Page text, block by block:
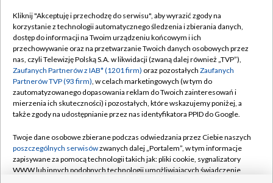
TVP
Abonament TVP
Emisja w TVP
Centrum informacji TVP
Naziemna Telewizja Cyfrowa
Rada Programowa
System NOS
Regulamin TVP
Polityka prywatności
Moje zgody
Pomoc
Kontakt
Kliknij "Akceptuję i przechodzę do serwisu", aby wyrazić zgody na
korzystanie z technologii automatycznego śledzenia i zbierania danych,
dostęp do informacji na Twoim urządzeniu końcowym i ich
przechowywanie oraz na przetwarzanie Twoich danych osobowych przez
nas, czyli Telewizję Polską S.A. w likwidacji (zwaną dalej również „TVP”),
Zaufanych Partnerów z IAB* (1201 firm) oraz pozostałych Zaufanych
Partnerów TVP (93 firm), w celach marketingowych (w tym do
zautomatyzowanego dopasowania reklam do Twoich zainteresowań i
mierzenia ich skuteczności) i pozostałych, które wskazujemy poniżej, a
także zgody na udostępnianie przez nas identyfikatora PPID do Google.
Twoje dane osobowe zbierane podczas odwiedzania przez Ciebie naszych
poszczególnych serwisówzwanych dalej „Portalem”, w tym informacje
zapisywane za pomocą technologii takich jak: pliki cookie, sygnalizatory
WWW lub innych podobnych technologii umożliwiających świadczenie